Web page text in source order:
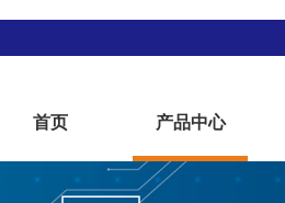
首页 产品中心